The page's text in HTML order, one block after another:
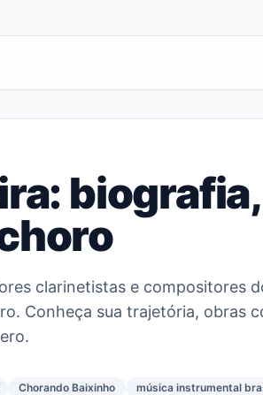
clarinetistas e compositores
Conheça sua trajetória, obras
Chorando Baixinho música instrumental